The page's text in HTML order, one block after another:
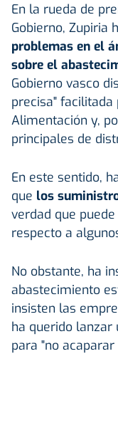
En la rueda de
Gobierno, Zupiria
problemas en el
sobre el
Gobierno vasco
precisa"
Alimentación y,
principales de
En este sentido,
que los
verdad que
respecto a
No obstante, ha
abastecimiento
insisten las
ha querido lanzar
para "no